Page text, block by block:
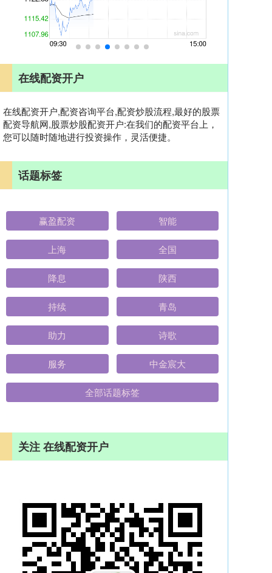
在线配资开户
在线配资开户,配资咨询平台,配资炒股流程,最好的股票
配资导航网,股票炒股配资开户:在我们的配资平台上，
您可以随时随地进行投资操作，灵活便捷。
话题标签
赢盈配资 智能
上海 全国
降息 陕西
持续 青岛
助力 诗歌
服务 中金宸大
全部话题标签
关注 在线配资开户